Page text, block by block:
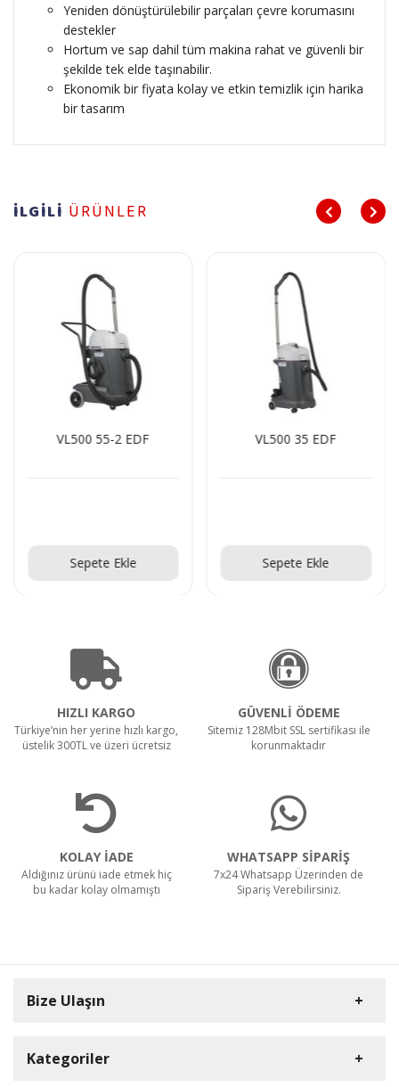
Yeniden dönüştürülebilir parçaları çevre korumasını
destekler
Hortum ve sap dahil tüm makina rahat ve güvenli bir
şekilde tek elde taşınabilir.
Ekonomik bir fiyata kolay ve etkin temizlik için harika
bir tasarım
İLGİLİ ÜRÜNLER
VL500 55-2 EDF
Sepete Ekle
VL500 35 EDF
Sepete Ekle
HIZLI KARGO
Türkiye’nin her yerine hızlı kargo,
üstelik 300TL ve üzeri ücretsiz
GÜVENLİ ÖDEME
Sitemiz 128Mbit SSL sertifikası ile
korunmaktadır
KOLAY İADE
Aldığınız ürünü iade etmek hiç
bu kadar kolay olmamıştı
WHATSAPP SİPARİŞ
7x24 Whatsapp Üzerinden de
Sipariş Verebilirsiniz.
Bize Ulaşın
Kategoriler